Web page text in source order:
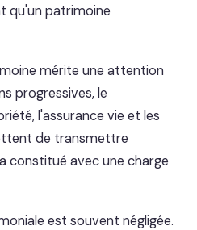
qu'un patrimoine
mérite une attention
progressives, le
l'assurance vie et les
de transmettre
constitué avec une charge
est souvent négligée.